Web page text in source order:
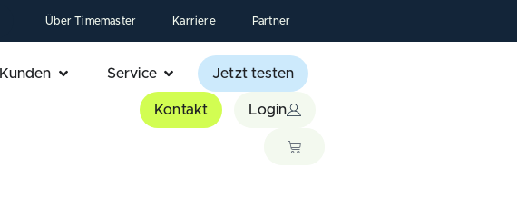
Über Timemaster Karriere Partner
Kunden Service Jetzt testen
Kontakt Login